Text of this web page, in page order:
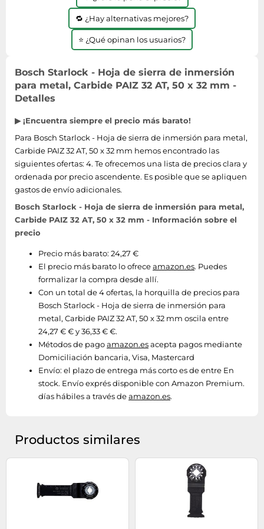
🔁 ¿Hay alternativas mejores?
⭐ ¿Qué opinan los usuarios?
Bosch Starlock - Hoja de sierra de inmersión
para metal, Carbide PAIZ 32 AT, 50 x 32 mm -
Detalles
▶ ¡Encuentra siempre el precio más barato!
Para Bosch Starlock - Hoja de sierra de inmersión para metal,
Carbide PAIZ 32 AT, 50 x 32 mm hemos encontrado las
siguientes ofertas: 4. Te ofrecemos una lista de precios clara y
ordenada por precio ascendente. Es posible que se apliquen
gastos de envío adicionales.
Bosch Starlock - Hoja de sierra de inmersión para metal,
Carbide PAIZ 32 AT, 50 x 32 mm - Información sobre el
precio
Precio más barato: 24,27 €
El precio más barato lo ofreceamazon.es. Puedes
formalizar la compra desde allí.
Con un total de 4 ofertas, la horquilla de precios para
Bosch Starlock - Hoja de sierra de inmersión para
metal, Carbide PAIZ 32 AT, 50 x 32 mm oscila entre
24,27 € € y 36,33 € €.
Métodos de pagoamazon.esacepta pagos mediante
Domiciliación bancaria, Visa, Mastercard
Envío: el plazo de entrega más corto es de entre En
stock. Envío exprés disponible con Amazon Premium.
días hábiles a través deamazon.es.
Productos similares